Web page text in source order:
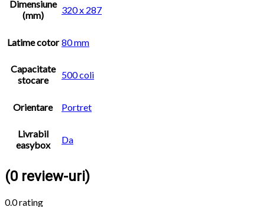
Dimensiune
(mm)
320 x 287
Latime cotor 80 mm
Capacitate
stocare
500 coli
Orientare Portret
Livrabil
easybox
Da
(0 review-uri)
0.0rating